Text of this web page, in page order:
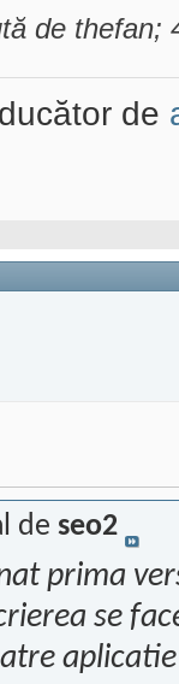
de thefan;
de
de seo2
prima
se